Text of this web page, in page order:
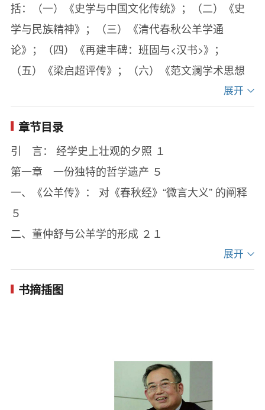
括：（一）《史学与中国文化传统》；（二）《史
学与民族精神》；（三）《清代春秋公羊学通
论》；（四）《再建丰碑：班固与<汉书>》；
（五）《梁启超评传》；（六）《范文澜学术思想
评传》；（七）《中国近代史学的历程》；（八）
《历史编纂与民族精神》；（九）《学术史沉思
录》。汇集了陈其泰教授三十余年来的研究成果，
对中国史学和文化作了深入发掘和阐释，在多个学
科领域作出开拓性贡献，具有重要的学术价值和理
论价值。
《清代春秋公羊学通论》是《陈其泰史学萃
编》的第三卷。本书从当今时代高度，对于儒家春
秋公羊学说首次作了系统梳理。《公羊传》是重要
并糅，使人殊难理解，更难以把握其实质。作者以
展，形成了一套主张“大一统”和变易、改制的学说体
系，具有“政治性”、“变易性”、“解释性”三个特点，
成为后代思想家鼓吹“进化”和变革的思想源泉。在此
展开
章节目录
引 言： 经学史上壮观的夕照 １
第一章 一份独特的哲学遗产 ５
一、《公羊传》： 对《春秋经》“微言大义” 的阐释
５
二、董仲舒与公羊学的形成 ２１
第二章 复兴序幕的揭起 ５６
一、千年消沉和赵汸著书 ５６
四、孔广森的著述及其误区 ７７
一、刘逢禄： 重理公羊学的统绪 ９１
展开
书摘插图